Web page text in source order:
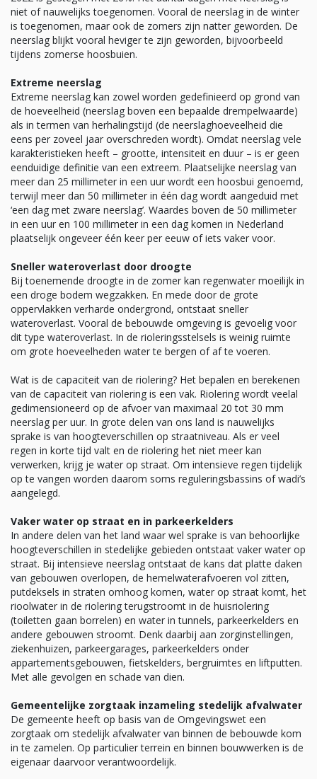
niet of nauwelijks toegenomen. Vooral de neerslag in de winter
is toegenomen, maar ook de zomers zijn natter geworden. De
neerslag blijkt vooral heviger te zijn geworden, bijvoorbeeld
tijdens zomerse hoosbuien.
Extreme neerslag
Extreme neerslag kan zowel worden gedefinieerd op grond van
de hoeveelheid (neerslag boven een bepaalde drempelwaarde)
als in termen van herhalingstijd (de neerslaghoeveelheid die
eens per zoveel jaar overschreden wordt). Omdat neerslag vele
karakteristieken heeft – grootte, intensiteit en duur – is er geen
eenduidige definitie van een extreem. Plaatselijke neerslag van
meer dan 25 millimeter in een uur wordt een hoosbui genoemd,
terwijl meer dan 50 millimeter in één dag wordt aangeduid met
‘een dag met zware neerslag’. Waardes boven de 50 millimeter
in een uur en 100 millimeter in een dag komen in Nederland
plaatselijk ongeveer één keer per eeuw of iets vaker voor.
Sneller wateroverlast door droogte
Bij toenemende droogte in de zomer kan regenwater moeilijk in
een droge bodem wegzakken. En mede door de grote
oppervlakken verharde ondergrond, ontstaat sneller
wateroverlast. Vooral de bebouwde omgeving is gevoelig voor
dit type wateroverlast. In de rioleringsstelsels is weinig ruimte
om grote hoeveelheden water te bergen of af te voeren.
Wat is de capaciteit van de riolering? Het bepalen en berekenen
van de capaciteit van riolering is een vak. Riolering wordt veelal
gedimensioneerd op de afvoer van maximaal 20 tot 30 mm
neerslag per uur. In grote delen van ons land is nauwelijks
sprake is van hoogteverschillen op straatniveau. Als er veel
regen in korte tijd valt en de riolering het niet meer kan
verwerken, krijg je water op straat. Om intensieve regen tijdelijk
op te vangen worden daarom soms reguleringsbassins of wadi’s
aangelegd.
Vaker water op straat en in parkeerkelders
In andere delen van het land waar wel sprake is van behoorlijke
hoogteverschillen in stedelijke gebieden ontstaat vaker water op
straat. Bij intensieve neerslag ontstaat de kans dat platte daken
van gebouwen overlopen, de hemelwaterafvoeren vol zitten,
putdeksels in straten omhoog komen, water op straat komt, het
rioolwater in de riolering terugstroomt in de huisriolering
(toiletten gaan borrelen) en water in tunnels, parkeerkelders en
andere gebouwen stroomt. Denk daarbij aan zorginstellingen,
ziekenhuizen, parkeergarages, parkeerkelders onder
appartementsgebouwen, fietskelders, bergruimtes en liftputten.
Met alle gevolgen en schade van dien.
Gemeentelijke zorgtaak inzameling stedelijk afvalwater
De gemeente heeft op basis van de Omgevingswet een
zorgtaak om stedelijk afvalwater van binnen de bebouwde kom
in te zamelen. Op particulier terrein en binnen bouwwerken is de
eigenaar daarvoor verantwoordelijk.